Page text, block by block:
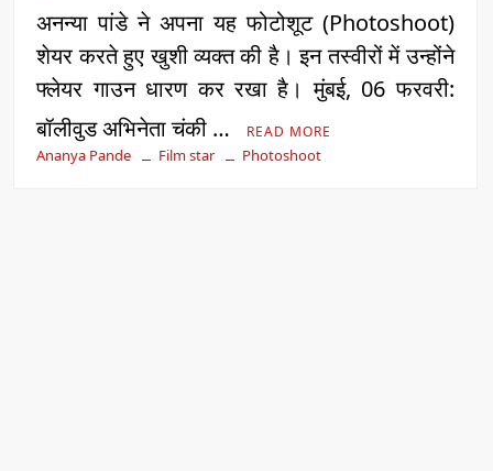
अनन्या पांडे ने अपना यह फोटोशूट (Photoshoot)
शेयर करते हुए खुशी व्यक्त की है। इन तस्वीरों में उन्होंने
फ्लेयर गाउन धारण कर रखा है। मुंबई, 06 फरवरी:
बॉलीवुड अभिनेता चंकी …
READ MORE
Ananya Pande Film star Photoshoot